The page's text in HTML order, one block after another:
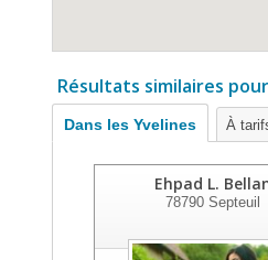
Résultats similaires
Dans les Yvelines À
Ehpad L.
78790Septeuil